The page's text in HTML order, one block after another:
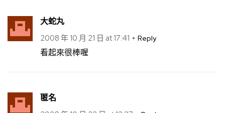
大蛇丸
2008 年 10 月 21 日 at 17:41 Reply
看起來很棒喔
匿名